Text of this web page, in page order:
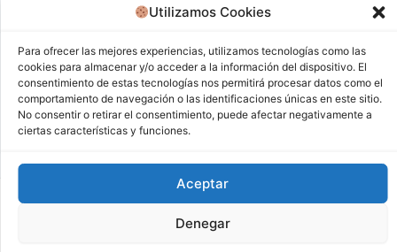
Utilizamos Cookies
Para ofrecer las mejores experiencias, utilizamos tecnologías como las
cookies para almacenar y/o acceder a la información del dispositivo. El
consentimiento de estas tecnologías nos permitirá procesar datos como el
comportamiento de navegación o las identificaciones únicas en este sitio.
No consentir o retirar el consentimiento, puede afectar negativamente a
ciertas características y funciones.
Aceptar
Denegar
Todos los derechos © 2026 San Miguel De Los Bancos |
Tema Astra para WordPress